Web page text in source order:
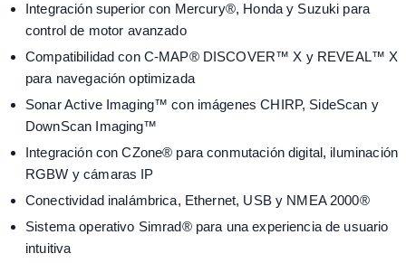
Integración superior con Mercury®, Honda y Suzuki para
control de motor avanzado
Compatibilidad con C-MAP® DISCOVER™ X y REVEAL™ X
para navegación optimizada
Sonar Active Imaging™ con imágenes CHIRP, SideScan y
DownScan Imaging™
Integración con CZone® para conmutación digital, iluminación
RGBW y cámaras IP
Conectividad inalámbrica, Ethernet, USB y NMEA 2000®
Sistema operativo Simrad® para una experiencia de usuario
intuitiva